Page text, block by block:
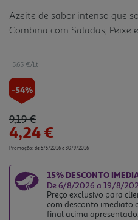
Link
para
a
Azeite de sabor intenso que
Combina com Saladas, Peixe
5.65 €/Lt
-54%
Price reduced from
9,19 €to
4,24 €
Promoção: de 5/5/2026 a 30/9/2026
15% DESCONTO
De 6/8/2026 a 19/8/
Preço exclusivo para
com desconto imediato
final acima apresentado.